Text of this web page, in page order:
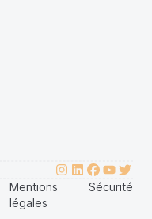
Mentions
légales
Sécurité